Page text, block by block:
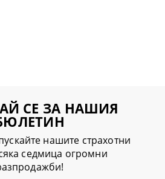
СЕ ЗА НАШИЯ
нашите страхотни
седмица огромни